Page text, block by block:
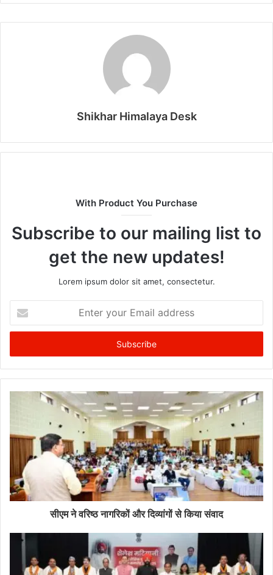
Shikhar Himalaya Desk
With Product You Purchase
Subscribe to our mailing list to
get the new updates!
Lorem ipsum dolor sit amet, consectetur.
your
Email
सीएम ने वरिष्ठ नागरिकों और दिव्यांगों से किया संवाद